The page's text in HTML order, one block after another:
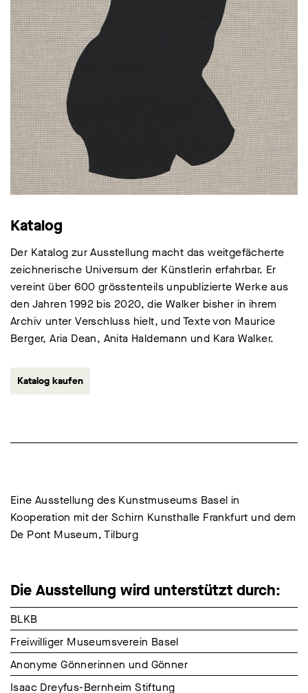
Katalog
Der Katalog zur Ausstellung macht das weitgefächerte
zeichnerische Universum der Künstlerin erfahrbar. Er
vereint über 600 grösstenteils unpublizierte Werke aus
den Jahren 1992 bis 2020, die Walker bisher in ihrem
Archiv unter Verschluss hielt, und Texte von Maurice
Berger, Aria Dean, Anita Haldemann und Kara Walker.
Katalog kaufen
Eine Ausstellung des Kunstmuseums Basel in
Kooperation mit der Schirn Kunsthalle Frankfurt und dem
De Pont Museum, Tilburg
Die Ausstellung wird unterstützt durch:
BLKB
Freiwilliger Museumsverein Basel
Anonyme Gönnerinnen und Gönner
Isaac Dreyfus-Bernheim Stiftung